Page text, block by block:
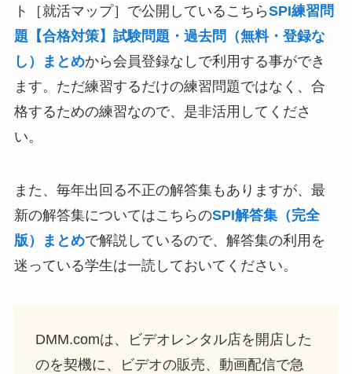
ト［就活マップ］で公開しているこちらSPI練習問
題【合格対策】試験問題・過去問（無料・登録な
し）まとめから会員登録なしで利用する事ができ
ます。ただ練習するだけの練習問題ではなく、合
格するための練習なので、是非活用してくださ
い。
また、毎年出回る不正の解答集もありますが、最
新の解答集についてはこちらのSPI解答集（完全
版）まとめで解説しているので、解答集の利用を
迷っている学生は一読しておいてください。
DMM.comは、ビデオレンタル店を開店した
のを契機に、ビデオの販売、動画配信で急